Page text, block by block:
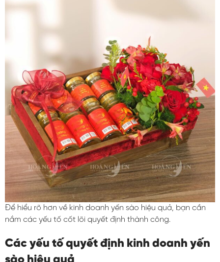
Để hiểu rõ hơn về kinh doanh yến sào hiệu quả, bạn cần
nắm các yếu tố cốt lõi quyết định thành công.
Các yếu tố quyết định kinh doanh yến